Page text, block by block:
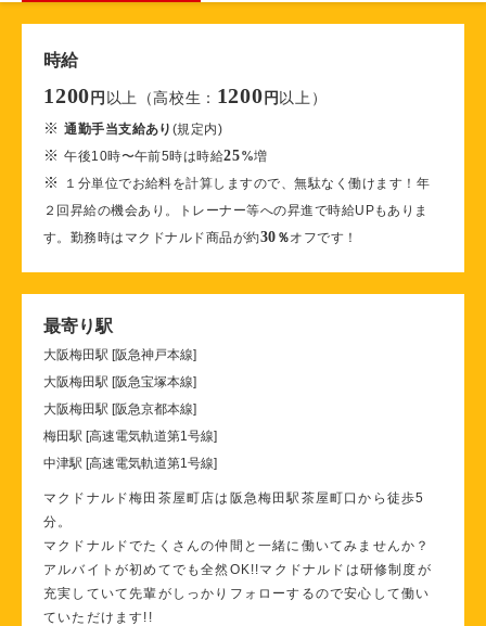
時給
1200 円 以上（高校生： 1200 円 以上）
※通勤手当支給あり (規定内)
※午後10時〜午前5時は時給25%増
※
１分単位でお給料を計算しますので、無駄なく働けます！年
２回昇給の機会あり。トレーナー等への昇進で時給UPもありま
す。勤務時はマクドナルド商品が約30 ％オフです！
最寄り駅
大阪梅田駅 [阪急神戸本線]
大阪梅田駅 [阪急宝塚本線]
大阪梅田駅 [阪急京都本線]
梅田駅 [高速電気軌道第1号線]
中津駅 [高速電気軌道第1号線]
マクドナルド梅田茶屋町店は阪急梅田駅茶屋町口から徒歩5
分。
マクドナルドでたくさんの仲間と一緒に働いてみませんか？
アルバイトが初めてでも全然OK!!マクドナルドは研修制度が
充実していて先輩がしっかりフォローするので安心して働い
ていただけます!!